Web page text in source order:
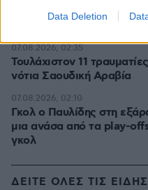
Data Deletion
Συνελήφθη πρώην
για την εξαφάνιση των
Τουλάχιστον 11
νότια Σαουδική Αραβία
07.08.2026, 02:35
Γκολ ο Παυλίδης στη
μια ανάσα από τα play-
γκολ
07.08.2026, 02:10
ΔΕΙΤΕ ΟΛΕΣ ΤΙΣ